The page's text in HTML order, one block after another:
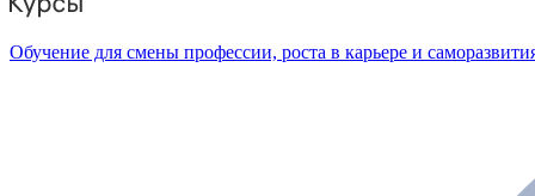
Обучение для смены профессии, роста в карьере и